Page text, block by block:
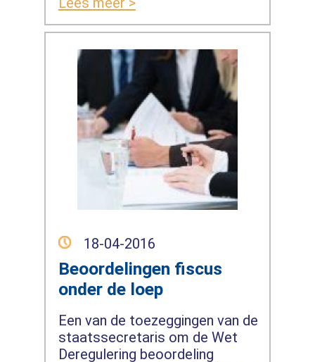
18-04-2016
Beoordelingen fiscus
onder de loep
Een van de toezeggingen van de
staatssecretaris om de Wet
Deregulering beoordeling